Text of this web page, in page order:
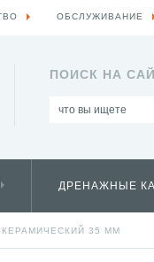
ПОИСК НА
ДРЕНАЖНЫЕ
КЕРАМИЧЕСКИЙ 35 ММ
ОБСЛУЖИВАНИЕ